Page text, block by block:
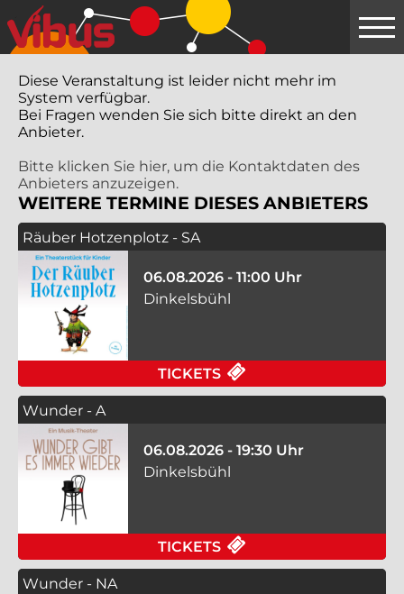
Springe
zum
Hauptinhalt
Diese Veranstaltung ist leider nicht mehr im
System verfügbar.
Bei Fragen wenden Sie sich bitte direkt an den
Anbieter.
Bitte klicken Sie hier, um die Kontaktdaten des
Anbieters anzuzeigen.
WEITERE TERMINE DIESES ANBIETERS
Räuber Hotzenplotz - SA
06.08.2026 - 11:00 Uhr
Dinkelsbühl
TICKETS
Wunder - A
06.08.2026 - 19:30 Uhr
Dinkelsbühl
TICKETS
Wunder - NA